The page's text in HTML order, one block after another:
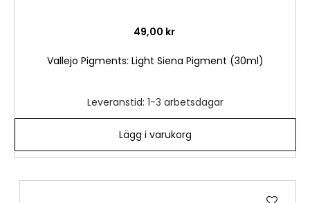
49,00 kr
Vallejo Pigments: Light Siena Pigment (30ml)
Leveranstid: 1-3 arbetsdagar
Lägg i varukorg